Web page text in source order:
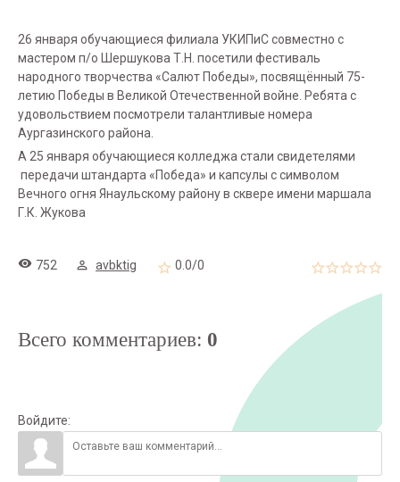
26 января обучающиеся филиала УКИПиС совместно с
мастером п/о Шершукова Т.Н. посетили фестиваль
народного творчества «Салют Победы», посвящённый 75-
летию Победы в Великой Отечественной войне. Ребята с
удовольствием посмотрели талантливые номера
Аургазинского района.
А 25 января обучающиеся колледжа стали свидетелями
передачи штандарта «Победа» и капсулы с символом
Вечного огня Янаульскому району в сквере имени маршала
Г.К. Жукова
752 avbktig 0.0/0
Всего комментариев: 0
Войдите: